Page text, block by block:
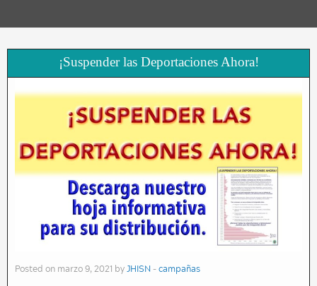
¡Suspender las Deportaciones Ahora!
Posted on marzo 9, 2021 byJHISN -campañas